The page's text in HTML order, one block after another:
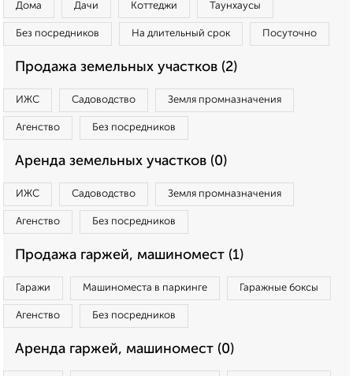
Дома Дачи Коттеджи Таунхаусы
Без посредников На длительный срок Посуточно
Продажа земельных участков (2)
ИЖС Садоводство Земля промназначения
Агенство Без посредников
Аренда земельных участков (0)
ИЖС Садоводство Земля промназначения
Агенство Без посредников
Продажа гаржей, машиномест (1)
Гаражи Машиноместа в паркинге Гаражные боксы
Агенство Без посредников
Аренда гаржей, машиномест (0)